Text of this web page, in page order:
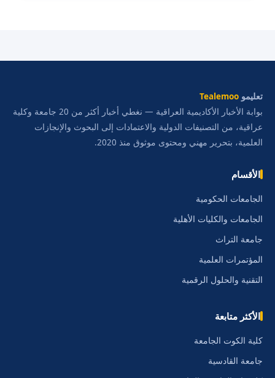
تعليمو Tealemoo
بوابة الأخبار الأكاديمية العراقية — نغطي أخبار أكثر من 20 جامعة وكلية
عراقية، من التصنيفات الدولية والاعتمادات إلى البحوث والإنجازات
العلمية، بتحرير مهني ومحتوى موثوق منذ 2020.
الأقسام
الجامعات الحكومية
الجامعات والكليات الأهلية
جامعة التراث
المؤتمرات العلمية
التقنية والحلول الرقمية
الأكثر متابعة
كلية الكوت الجامعة
جامعة القادسية